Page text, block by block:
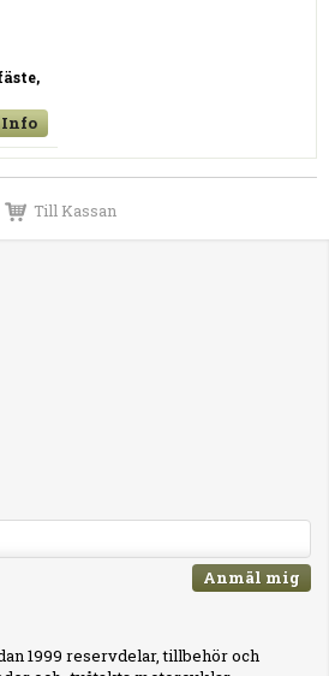
Info
Till Kassan
Anmäl mig
1999 reservdelar, tillbehör och